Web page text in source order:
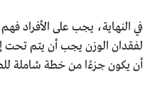
في النهاية، يجب على الأفراد
لفقدان الوزن يجب أن يتم تحت
أن يكون جزءًا من خطة شاملة